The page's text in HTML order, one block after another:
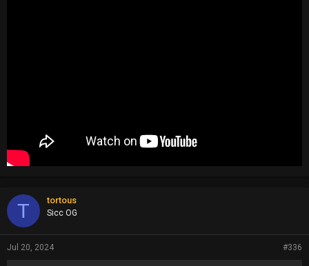
T tortous
Sicc OG
Jul 20, 2024 #336